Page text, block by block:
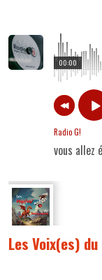
00:00
Radio G!
vous allez
Les Voix(es)